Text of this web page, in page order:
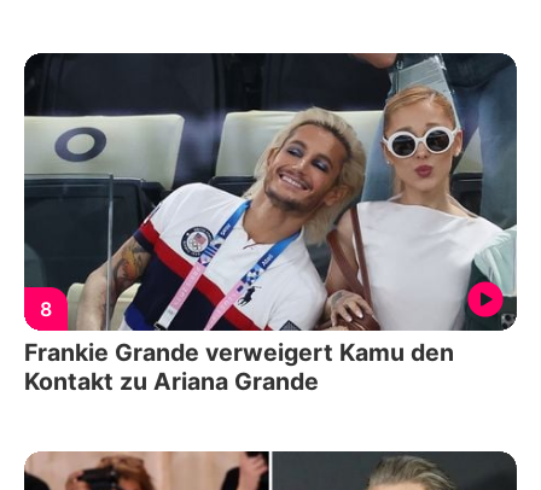
8
Frankie Grande verweigert Kamu den
Kontakt zu Ariana Grande